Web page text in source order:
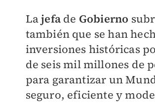
Lajefa de Gobierno
también que se han
inversiones históricas
de seis mil millones de
para garantizar un
seguro, eficiente y